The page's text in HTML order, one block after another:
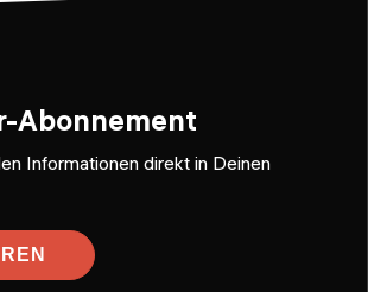
Abonnement
Informationen direkt in Deinen